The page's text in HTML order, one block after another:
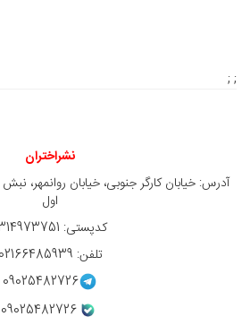
; ;
نشراختران
اول
کدپستی: 1314973751
تلفن: 02166485939
09025482726
09025482726